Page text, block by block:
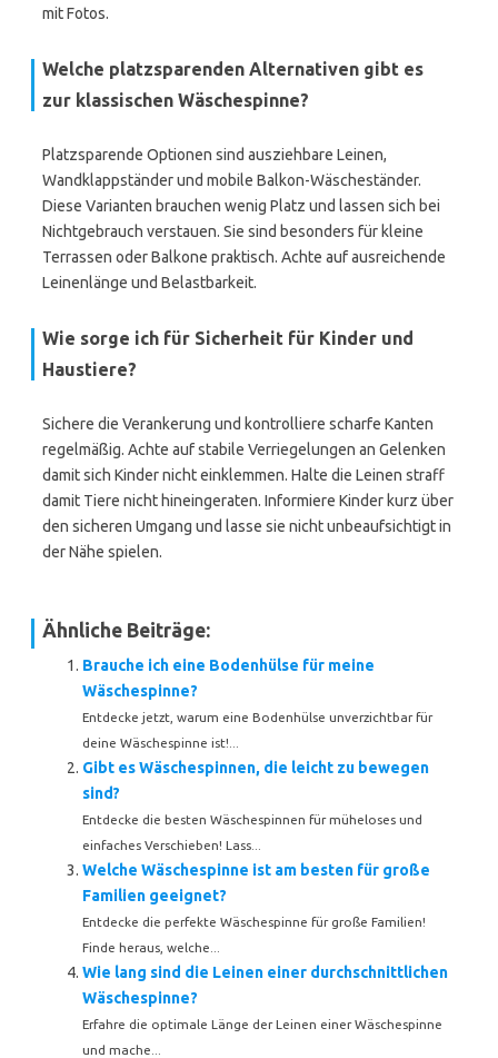
mit Fotos.
Welche platzsparenden Alternativen gibt es
zur klassischen Wäschespinne?
Platzsparende Optionen sind ausziehbare Leinen,
Wandklappständer und mobile Balkon-Wäscheständer.
Diese Varianten brauchen wenig Platz und lassen sich bei
Nichtgebrauch verstauen. Sie sind besonders für kleine
Terrassen oder Balkone praktisch. Achte auf ausreichende
Leinenlänge und Belastbarkeit.
Wie sorge ich für Sicherheit für Kinder und
Haustiere?
Sichere die Verankerung und kontrolliere scharfe Kanten
regelmäßig. Achte auf stabile Verriegelungen an Gelenken
damit sich Kinder nicht einklemmen. Halte die Leinen straff
damit Tiere nicht hineingeraten. Informiere Kinder kurz über
den sicheren Umgang und lasse sie nicht unbeaufsichtigt in
der Nähe spielen.
Ähnliche Beiträge:
Brauche ich eine Bodenhülse für meine
Wäschespinne?
Entdecke jetzt, warum eine Bodenhülse unverzichtbar für
deine Wäschespinne ist!...
Gibt es Wäschespinnen, die leicht zu bewegen
sind?
Entdecke die besten Wäschespinnen für müheloses und
einfaches Verschieben! Lass...
Welche Wäschespinne ist am besten für große
Familien geeignet?
Entdecke die perfekte Wäschespinne für große Familien!
Finde heraus, welche...
Wie lang sind die Leinen einer durchschnittlichen
Wäschespinne?
Erfahre die optimale Länge der Leinen einer Wäschespinne
und mache...